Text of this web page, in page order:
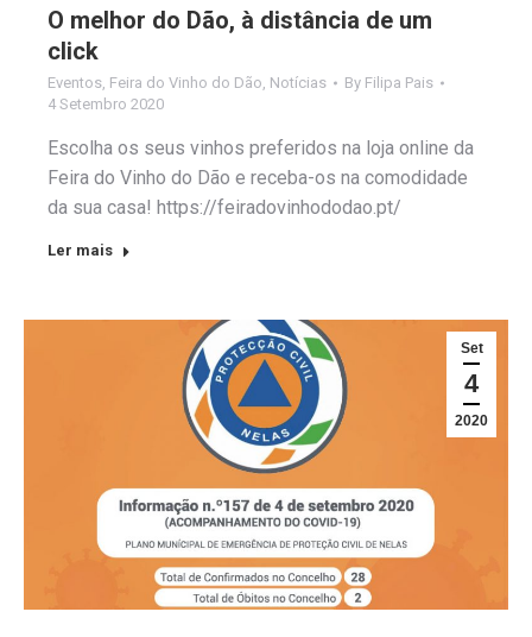
O melhor do Dão, à distância de um
click
Eventos, Feira do Vinho do Dão, Notícias By Filipa Pais
4 Setembro 2020
Escolha os seus vinhos preferidos na loja online da
Feira do Vinho do Dão e receba-os na comodidade
da sua casa! https://feiradovinhododao.pt/
Ler mais
Set
4
2020